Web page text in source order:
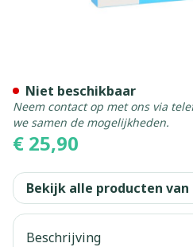
€ 25,90
Niet beschikbaar
Neem contact op met ons via
we samen de mogelijkheden.
Bekijk alle producten van
Beschrijving